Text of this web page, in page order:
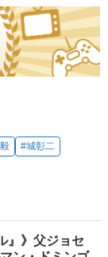
#城彰二
』》父ジョセ